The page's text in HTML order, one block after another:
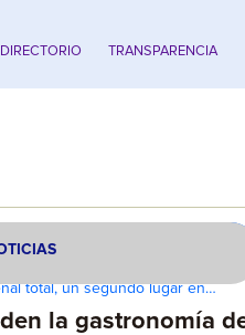
DIRECTORIO TRANSPARENCIA
total, un segundo lugar en…
la gastronomía